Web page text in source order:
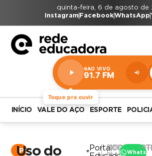
quinta-feira, 6 de agosto de
Instagram FacebookWhatsApp
Toque pra ouvir
AO VIVO
91.7 FM
Estação:
91.7
FM
INÍCIO VALE DO AÇO ESPORTE
Portal
Uso do
PortalPublicado
há